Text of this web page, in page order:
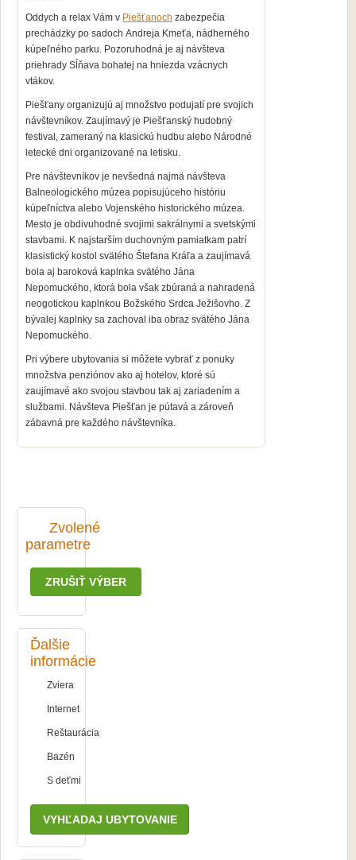
Oddych a relax Vám v Piešťanoch zabezpečia
prechádzky po sadoch Andreja Kmeťa, nádherného
kúpeľného parku. Pozoruhodná je aj návšteva
priehrady Sĺňava bohatej na hniezda vzácnych
vtákov.
Piešťany organizujú aj množstvo podujatí pre svojich
návštevníkov. Zaujímavý je Piešťanský hudobný
festival, zameraný na klasickú hudbu alebo Národné
letecké dni organizované na letisku.
Pre návštevníkov je nevšedná najmä návšteva
Balneologického múzea popisujúceho históriu
kúpeľníctva alebo Vojenského historického múzea.
Mesto je obdivuhodné svojimi sakrálnymi a svetskými
stavbami. K najstarším duchovným pamiatkam patrí
klasistický kostol svätého Štefana Kráľa a zaujímavá
bola aj baroková kaplnka svätého Jána
Nepomuckého, ktorá bola však zbúraná a nahradená
neogotickou kaplnkou Božského Srdca Ježišovho. Z
bývalej kaplnky sa zachoval iba obraz svätého Jána
Nepomuckého.
Pri výbere ubytovania si môžete vybrať z ponuky
množstva penziónov ako aj hotelov, ktoré sú
zaujímavé ako svojou stavbou tak aj zariadením a
službami. Návšteva Piešťan je pútavá a zároveň
zábavná pre každého návštevníka.
Zvolené
parametre
ZRUŠIŤ VÝBER
Ďalšie
informácie
Zviera
Internet
Reštaurácia
Bazén
S deťmi